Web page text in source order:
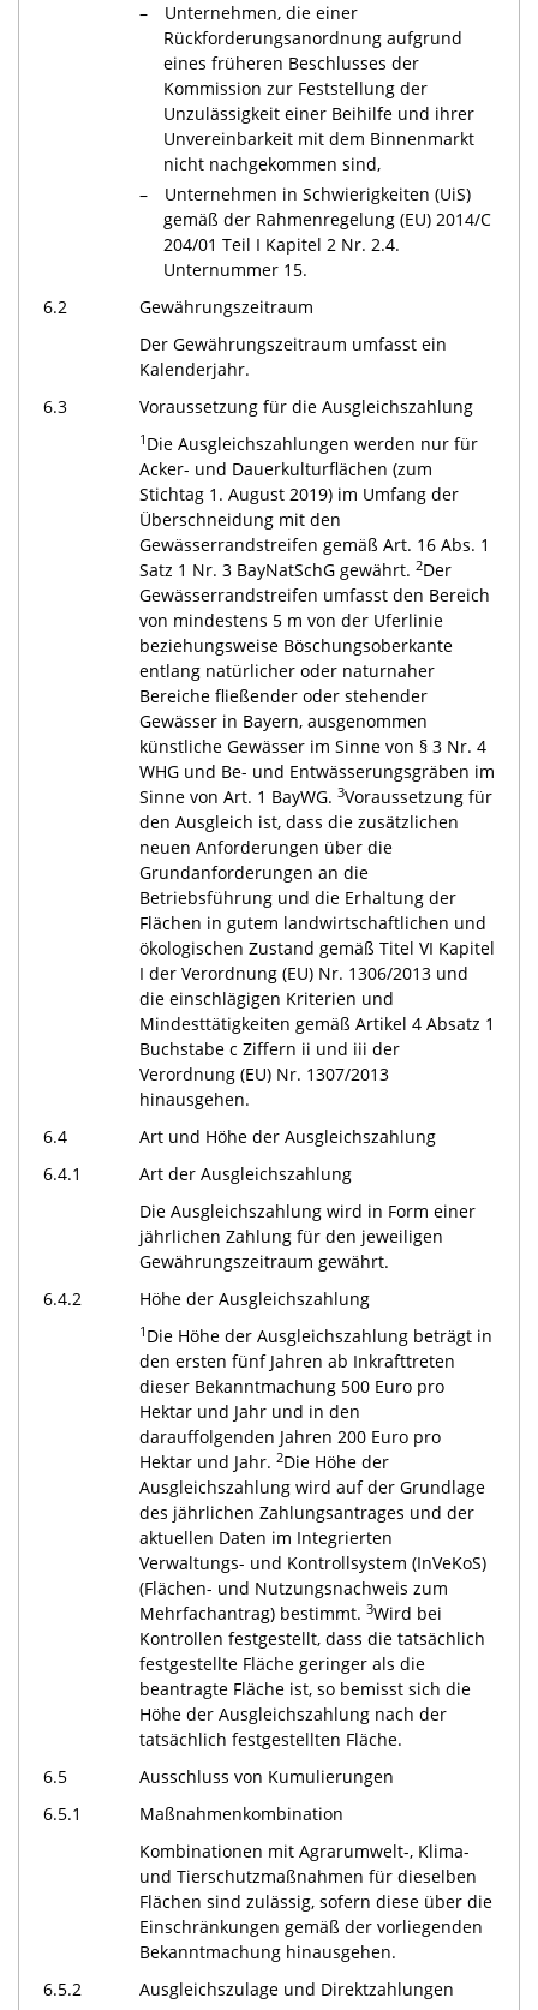
Unternehmen, die einer
Rückforderungsanordnung aufgrund
eines früheren Beschlusses der
Kommission zur Feststellung der
Unzulässigkeit einer Beihilfe und ihrer
Unvereinbarkeit mit dem Binnenmarkt
nicht nachgekommen sind,
Unternehmen in Schwierigkeiten (UiS)
gemäß der Rahmenregelung (EU) 2014/C
204/01 Teil I Kapitel 2 Nr. 2.4.
Unternummer 15.
6.2
Gewährungszeitraum
Der Gewährungszeitraum umfasst ein
Kalenderjahr.
6.3
Voraussetzung für die Ausgleichszahlung
1 Die Ausgleichszahlungen werden nur für
Acker- und Dauerkulturflächen (zum
Stichtag 1. August 2019) im Umfang der
Überschneidung mit den
Gewässerrandstreifen gemäß Art. 16 Abs. 1
Satz 1 Nr. 3 BayNatSchG gewährt. 2Der
Gewässerrandstreifen umfasst den Bereich
von mindestens 5 m von der Uferlinie
beziehungsweise Böschungsoberkante
entlang natürlicher oder naturnaher
Bereiche fließender oder stehender
Gewässer in Bayern, ausgenommen
künstliche Gewässer im Sinne von § 3 Nr. 4
WHG und Be- und Entwässerungsgräben im
Sinne von Art. 1 BayWG. 3Voraussetzung für
den Ausgleich ist, dass die zusätzlichen
neuen Anforderungen über die
Grundanforderungen an die
Betriebsführung und die Erhaltung der
Flächen in gutem landwirtschaftlichen und
ökologischen Zustand gemäß Titel VI Kapitel
I der Verordnung (EU) Nr. 1306/2013 und
die einschlägigen Kriterien und
Mindesttätigkeiten gemäß Artikel 4 Absatz 1
Buchstabe c Ziffern ii und iii der
Verordnung (EU) Nr. 1307/2013
hinausgehen.
6.4
Art und Höhe der Ausgleichszahlung
6.4.1
Art der Ausgleichszahlung
Die Ausgleichszahlung wird in Form einer
jährlichen Zahlung für den jeweiligen
Gewährungszeitraum gewährt.
6.4.2
Höhe der Ausgleichszahlung
1 Die Höhe der Ausgleichszahlung beträgt in
den ersten fünf Jahren ab Inkrafttreten
dieser Bekanntmachung 500 Euro pro
Hektar und Jahr und in den
darauffolgenden Jahren 200 Euro pro
Hektar und Jahr. 2Die Höhe der
Ausgleichszahlung wird auf der Grundlage
des jährlichen Zahlungsantrages und der
aktuellen Daten im Integrierten
Verwaltungs- und Kontrollsystem (InVeKoS)
(Flächen- und Nutzungsnachweis zum
Mehrfachantrag) bestimmt. 3Wird bei
Kontrollen festgestellt, dass die tatsächlich
festgestellte Fläche geringer als die
beantragte Fläche ist, so bemisst sich die
Höhe der Ausgleichszahlung nach der
tatsächlich festgestellten Fläche.
6.5
Ausschluss von Kumulierungen
6.5.1
Maßnahmenkombination
Kombinationen mit Agrarumwelt-, Klima-
und Tierschutzmaßnahmen für dieselben
Flächen sind zulässig, sofern diese über die
Einschränkungen gemäß der vorliegenden
Bekanntmachung hinausgehen.
6.5.2
Ausgleichszulage und Direktzahlungen